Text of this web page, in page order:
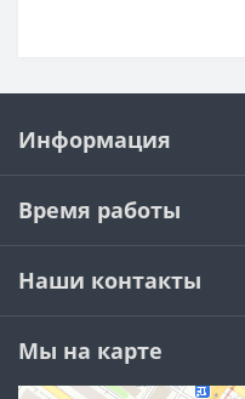
Информация
Время работы
Наши контакты
Мы на карте